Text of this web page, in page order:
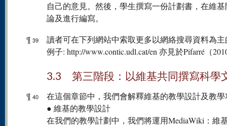
自己的意見。然後，學生撰寫一份計劃書，在維
論及進行編寫。
¶ 39
讀者可在下列網站中索取更多以網絡搜尋資料為
例子: http://www.contic.udl.cat/en 亦見於Pifarré（
3.3 第三階段：以維基共同撰寫科學
¶ 40
在這個章節中，我們會解釋維基的教學設計及教
● 維基的教學設計
在我們的教學計劃中，我們將運用MediaWiki：維